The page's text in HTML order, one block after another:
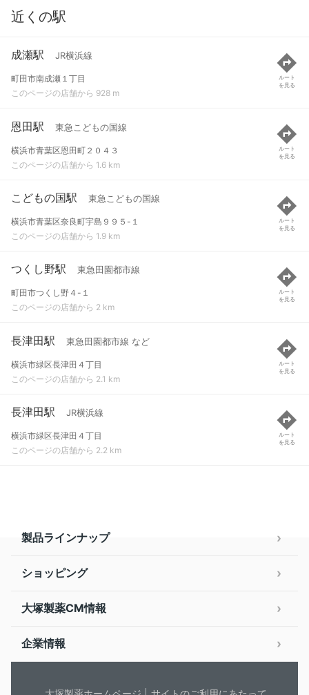
近くの駅
成瀬駅 JR横浜線
町田市南成瀬１丁目
このページの店舗から 928 m
ルート
を見る
恩田駅 東急こどもの国線
横浜市青葉区恩田町２０４３
このページの店舗から 1.6 km
ルート
を見る
こどもの国駅 東急こどもの国線
横浜市青葉区奈良町宇島９９５-１
このページの店舗から 1.9 km
ルート
を見る
つくし野駅 東急田園都市線
町田市つくし野４-１
このページの店舗から 2 km
ルート
を見る
長津田駅 東急田園都市線 など
横浜市緑区長津田４丁目
このページの店舗から 2.1 km
ルート
を見る
長津田駅 JR横浜線
横浜市緑区長津田４丁目
このページの店舗から 2.2 km
ルート
を見る
製品ラインナップ
ショッピング
大塚製薬CM情報
企業情報